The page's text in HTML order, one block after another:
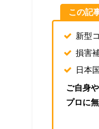
この記
新型
損害
日本
ご自身
プロに